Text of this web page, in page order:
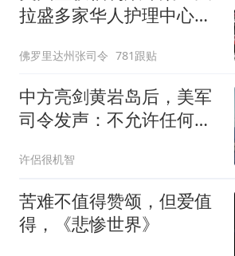
拉盛多家华人护理中心欺
佛罗里达州张司令 781跟贴
中方亮剑黄岩岛后，美军
司令发声：不允许任何国
许侶很机智
苦难不值得赞颂，但爱值
得，《悲惨世界》